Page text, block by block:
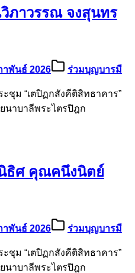
าวรรณ จงสุนทร
าพันธ์ 2026 ร่วมบุญบารมี
ชุม “เตปิฏกสังคีติสิทธาคาร”
นาบาลีพระไตรปิฎก
ธิศ คุณคนึงนิตย์
าพันธ์ 2026 ร่วมบุญบารมี
ชุม “เตปิฏกสังคีติสิทธาคาร”
นาบาลีพระไตรปิฎก